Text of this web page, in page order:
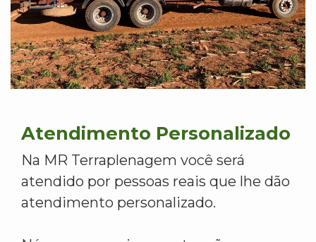
Atendimento Personalizado
Na MR Terraplenagem você será
atendido por pessoas reais que lhe dão
atendimento personalizado.